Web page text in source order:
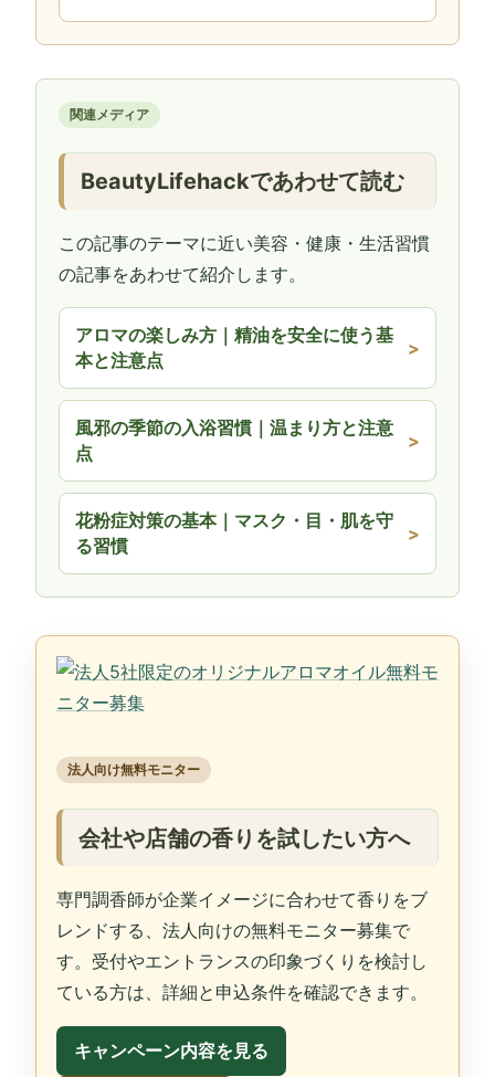
関連メディア
BeautyLifehackであわせて読む
この記事のテーマに近い美容・健康・生活習慣
の記事をあわせて紹介します。
アロマの楽しみ方｜精油を安全に使う基
本と注意点
風邪の季節の入浴習慣｜温まり方と注意
点
花粉症対策の基本｜マスク・目・肌を守
る習慣
法人向け無料モニター
会社や店舗の香りを試したい方へ
専門調香師が企業イメージに合わせて香りをブ
レンドする、法人向けの無料モニター募集で
す。受付やエントランスの印象づくりを検討し
ている方は、詳細と申込条件を確認できます。
キャンペーン内容を見る